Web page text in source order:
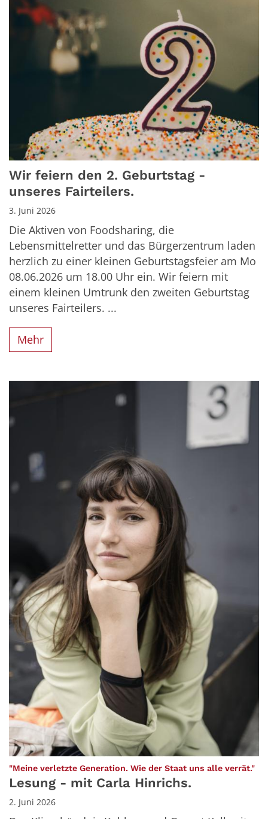
Wir feiern den 2. Geburtstag -
unseres Fairteilers.
3. Juni 2026
Die Aktiven von Foodsharing, die
Lebensmittelretter und das Bürgerzentrum laden
herzlich zu einer kleinen Geburtstagsfeier am Mo
08.06.2026 um 18.00 Uhr ein. Wir feiern mit
einem kleinen Umtrunk den zweiten Geburtstag
unseres Fairteilers. ...
Mehr
"Meine verletzte Generation. Wie der Staat uns alle verrät.":
Lesung - mit Carla Hinrichs.
2. Juni 2026